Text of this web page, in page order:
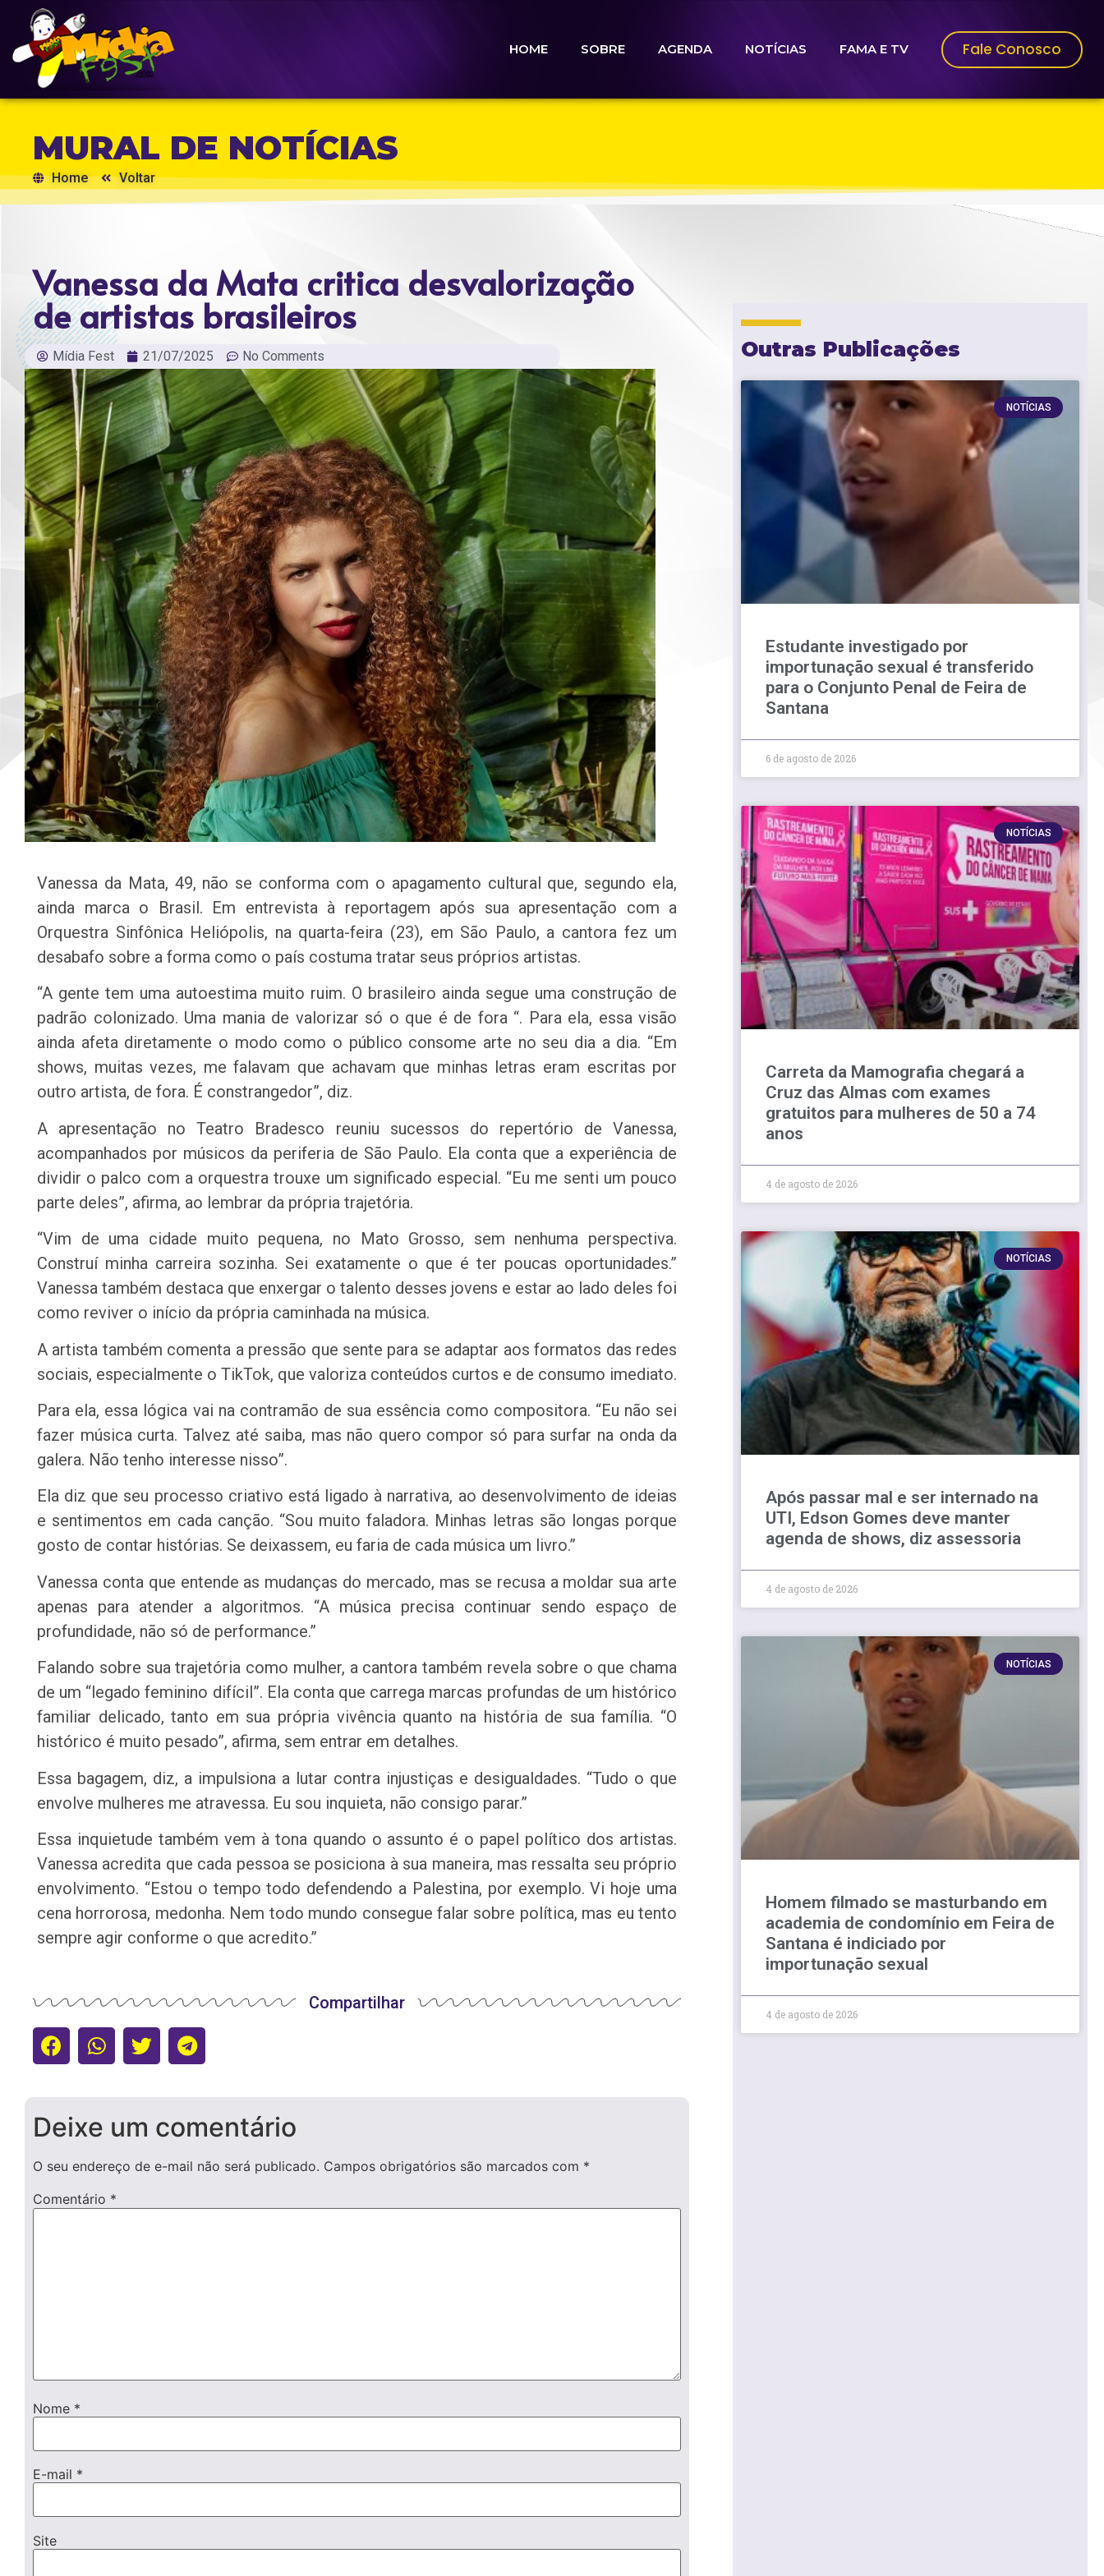
HOME SOBRE AGENDA NOTÍCIAS FAMA E TV Fale Conosco
MURAL DE NOTÍCIAS
Home Voltar
Vanessa da Mata critica desvalorização
de artistas brasileiros
Mídia Fest 21/07/2025 No Comments
Vanessa da Mata, 49, não se conforma com o apagamento cultural que, segundo ela,
ainda marca o Brasil. Em entrevista à reportagem após sua apresentação com a
Orquestra Sinfônica Heliópolis, na quarta-feira (23), em São Paulo, a cantora fez um
desabafo sobre a forma como o país costuma tratar seus próprios artistas.
“A gente tem uma autoestima muito ruim. O brasileiro ainda segue uma construção de
padrão colonizado. Uma mania de valorizar só o que é de fora “. Para ela, essa visão
ainda afeta diretamente o modo como o público consome arte no seu dia a dia. “Em
shows, muitas vezes, me falavam que achavam que minhas letras eram escritas por
outro artista, de fora. É constrangedor”, diz.
A apresentação no Teatro Bradesco reuniu sucessos do repertório de Vanessa,
acompanhados por músicos da periferia de São Paulo. Ela conta que a experiência de
dividir o palco com a orquestra trouxe um significado especial. “Eu me senti um pouco
parte deles”, afirma, ao lembrar da própria trajetória.
“Vim de uma cidade muito pequena, no Mato Grosso, sem nenhuma perspectiva.
Construí minha carreira sozinha. Sei exatamente o que é ter poucas oportunidades.”
Vanessa também destaca que enxergar o talento desses jovens e estar ao lado deles foi
como reviver o início da própria caminhada na música.
A artista também comenta a pressão que sente para se adaptar aos formatos das redes
sociais, especialmente o TikTok, que valoriza conteúdos curtos e de consumo imediato.
Para ela, essa lógica vai na contramão de sua essência como compositora. “Eu não sei
fazer música curta. Talvez até saiba, mas não quero compor só para surfar na onda da
galera. Não tenho interesse nisso”.
Ela diz que seu processo criativo está ligado à narrativa, ao desenvolvimento de ideias
e sentimentos em cada canção. “Sou muito faladora. Minhas letras são longas porque
gosto de contar histórias. Se deixassem, eu faria de cada música um livro.”
Vanessa conta que entende as mudanças do mercado, mas se recusa a moldar sua arte
apenas para atender a algoritmos. “A música precisa continuar sendo espaço de
profundidade, não só de performance.”
Falando sobre sua trajetória como mulher, a cantora também revela sobre o que chama
de um “legado feminino difícil”. Ela conta que carrega marcas profundas de um histórico
familiar delicado, tanto em sua própria vivência quanto na história de sua família. “O
histórico é muito pesado”, afirma, sem entrar em detalhes.
Essa bagagem, diz, a impulsiona a lutar contra injustiças e desigualdades. “Tudo o que
envolve mulheres me atravessa. Eu sou inquieta, não consigo parar.”
Essa inquietude também vem à tona quando o assunto é o papel político dos artistas.
Vanessa acredita que cada pessoa se posiciona à sua maneira, mas ressalta seu próprio
envolvimento. “Estou o tempo todo defendendo a Palestina, por exemplo. Vi hoje uma
cena horrorosa, medonha. Nem todo mundo consegue falar sobre política, mas eu tento
sempre agir conforme o que acredito.”
Compartilhar
Deixe um comentário
O seu endereço de e-mail não será publicado. Campos obrigatórios são marcados com *
Comentário *
Nome *
E-mail *
Site
Outras Publicações
NOTÍCIAS
Estudante investigado por
importunação sexual é transferido
para o Conjunto Penal de Feira de
Santana
6 de agosto de 2026
NOTÍCIAS
Carreta da Mamografia chegará a
Cruz das Almas com exames
gratuitos para mulheres de 50 a 74
anos
4 de agosto de 2026
NOTÍCIAS
Após passar mal e ser internado na
UTI, Edson Gomes deve manter
agenda de shows, diz assessoria
4 de agosto de 2026
NOTÍCIAS
Homem filmado se masturbando em
academia de condomínio em Feira de
Santana é indiciado por
importunação sexual
4 de agosto de 2026